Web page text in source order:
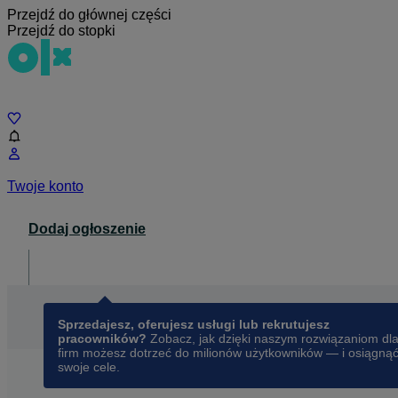
Przejdź do głównej części
Przejdź do stopki
Twoje konto
Dodaj ogłoszenie
Sprzedajesz, oferujesz usługi lub rekrutujesz
pracowników? Zobacz, jak dzięki naszym rozwiązaniom dla
firm możesz dotrzeć do milionów użytkowników — i osiągnąć
swoje cele.